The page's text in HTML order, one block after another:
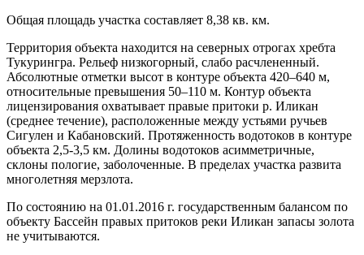
Общая площадь участка составляет 8,38 кв. км.
Территория объекта находится на северных отрогах хребта
Тукурингра. Рельеф низкогорный, слабо расчлененный.
Абсолютные отметки высот в контуре объекта 420–640 м,
относительные превышения 50–110 м. Контур объекта
лицензирования охватывает правые притоки р. Иликан
(среднее течение), расположенные между устьями ручьев
Сигулен и Кабановский. Протяженность водотоков в контуре
объекта 2,5-3,5 км. Долины водотоков асимметричные,
склоны пологие, заболоченные. В пределах участка развита
многолетняя мерзлота.
По состоянию на 01.01.2016 г. государственным балансом по
объекту Бассейн правых притоков реки Иликан запасы золота
не учитываются.